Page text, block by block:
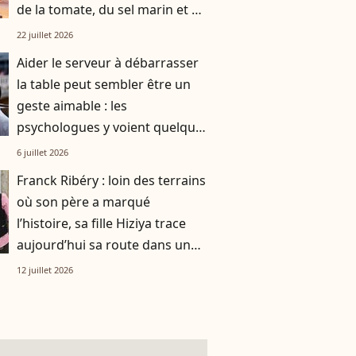
de la tomate, du sel marin et un
smoothie"
22 juillet 2026
Aider le serveur à débarrasser
la table peut sembler être un
geste aimable : les
psychologues y voient quelque
chose de bien plus profond.
6 juillet 2026
Franck Ribéry : loin des terrains
où son père a marqué
l’histoire, sa fille Hiziya trace
aujourd’hui sa route dans un
tout autre univers
12 juillet 2026